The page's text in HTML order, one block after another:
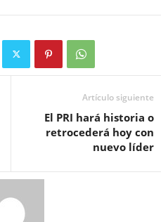
Artículo siguiente
El PRI hará historia o
retrocederá hoy con
nuevo líder